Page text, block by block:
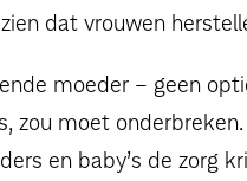
dat vrouwen
moeder – geen
zou moet
en baby’s de zorg